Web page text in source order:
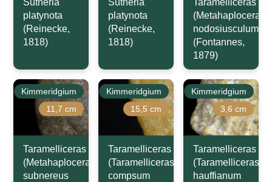
Sutneria
platynota
(Reinecke,
1818)
Sutneria
platynota
(Reinecke,
1818)
Taramelliceras
(Metahaploceras)
nodosiusculum
(Fontannes,
1879)
Kimmeridgium
11,7 cm
Taramelliceras
(Metahaploceras)
subnereus
Kimmeridgium
15,5 cm
Taramelliceras
(Taramelliceras)
compsum
Kimmeridgium
3,6 cm
Taramelliceras
(Taramelliceras)
hauffianum